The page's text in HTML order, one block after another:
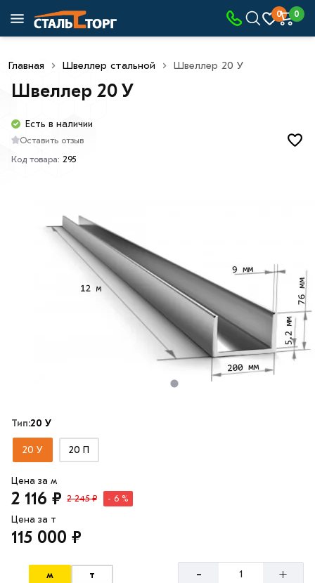
0 0
Главная Швеллер стальной Швеллер 20 У
Швеллер 20 У
Есть в наличии
Оставить отзыв
Код товара: 295
Тип:20 У
20 У 20 П
Цена за м
2 116 ₽ 2 245 ₽ - 6 %
Цена за т
115 000 ₽
м т - +